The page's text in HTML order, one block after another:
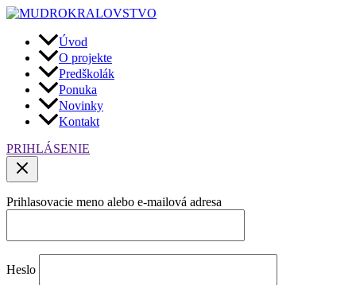
Preskočiť
obsah
Úvod
O projekte
Predškolák
Ponuka
Novinky
Kontakt
PRIHLÁSENIE
Prihlasovacie meno alebo e-mailová adresa
Heslo